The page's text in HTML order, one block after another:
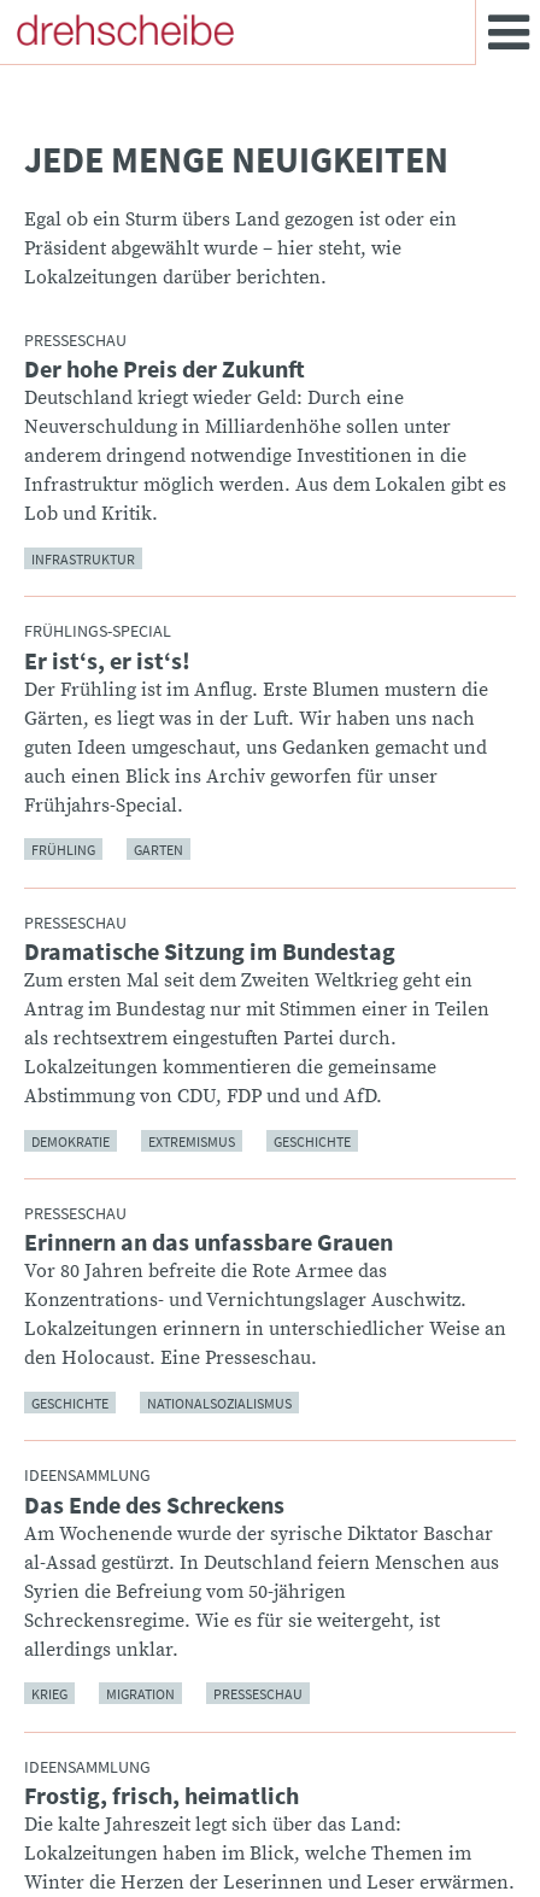
JEDE MENGE NEUIGKEITEN
Egal ob ein Sturm übers Land gezogen ist oder ein
Präsident abgewählt wurde – hier steht, wie
Lokalzeitungen darüber berichten.
PRESSESCHAU
:Der hohe Preis der Zukunft
Deutschland kriegt wieder Geld: Durch eine
Neuverschuldung in Milliardenhöhe sollen unter
anderem dringend notwendige Investitionen in die
Infrastruktur möglich werden. Aus dem Lokalen gibt es
Lob und Kritik.
INFRASTRUKTUR
FRÜHLINGS-SPECIAL
:Er ist‘s, er ist‘s!
Der Frühling ist im Anflug. Erste Blumen mustern die
Gärten, es liegt was in der Luft. Wir haben uns nach
guten Ideen umgeschaut, uns Gedanken gemacht und
auch einen Blick ins Archiv geworfen für unser
Frühjahrs-Special.
FRÜHLING GARTEN
PRESSESCHAU
:Dramatische Sitzung im Bundestag
Zum ersten Mal seit dem Zweiten Weltkrieg geht ein
Antrag im Bundestag nur mit Stimmen einer in Teilen
als rechtsextrem eingestuften Partei durch.
Lokalzeitungen kommentieren die gemeinsame
Abstimmung von CDU, FDP und und AfD.
DEMOKRATIE EXTREMISMUS GESCHICHTE
PRESSESCHAU
:Erinnern an das unfassbare Grauen
Vor 80 Jahren befreite die Rote Armee das
Konzentrations- und Vernichtungslager Auschwitz.
Lokalzeitungen erinnern in unterschiedlicher Weise an
den Holocaust. Eine Presseschau.
GESCHICHTE NATIONALSOZIALISMUS
IDEENSAMMLUNG
:Das Ende des Schreckens
Am Wochenende wurde der syrische Diktator Baschar
al-Assad gestürzt. In Deutschland feiern Menschen aus
Syrien die Befreiung vom 50-jährigen
Schreckensregime. Wie es für sie weitergeht, ist
allerdings unklar.
KRIEG MIGRATION PRESSESCHAU
IDEENSAMMLUNG
:Frostig, frisch, heimatlich
Die kalte Jahreszeit legt sich über das Land:
Lokalzeitungen haben im Blick, welche Themen im
Winter die Herzen der Leserinnen und Leser erwärmen.